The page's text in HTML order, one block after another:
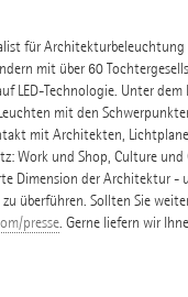
für
mit über 60
LED-Technologie. Unter
mit den
mit Architekten,
Work und Shop, Culture
Dimension der Architektur -
überführen. Sollten Sie
presse. Gerne liefern wir